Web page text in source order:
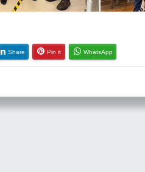
Share Pin it WhatsApp